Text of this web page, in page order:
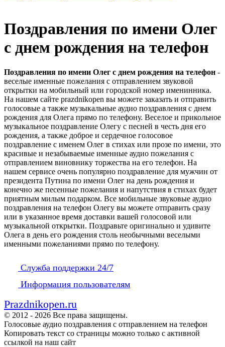
Поздравления по имени Олег
с днем рождения на телефон
Поздравления по имени Олег с днем рождения на телефон -
веселые именные пожелания с отправлением звуковой
открытки на мобильный или городской номер именинника.
На нашем сайте prazdnikopen вы можете заказать и отправить
голосовые а также музыкальные аудио поздравления с днем
рождения для Олега прямо по телефону. Веселое и прикольное
музыкальное поздравление Олегу с песней в честь дня его
рождения, а также доброе и сердечное голосовое
поздравление с именем Олег в стихах или прозе по имени, это
красивые и незабываемые именные аудио пожелания с
отправлением виновнику торжества на его телефон. На
нашем сервисе очень популярно поздравление для мужчин от
президента Путина по имени Олег на день рождения и
конечно же песенные пожелания и напутствия в стихах будет
приятным милым подарком. Все мобильные звуковые аудио
поздравления на телефон Олегу вы можете отправить сразу
или в указанное время доставки вашей голосовой или
музыкальной открытки. Поздравьте оригинально и удивите
Олега в день его рождения столь необычными веселыми
именными пожеланиями прямо по телефону.
Служба поддержки 24/7
Информация пользователям
Prazdnikopen.ru
© 2012 - 2026 Все права защищены.
Голосовые аудио поздравления с отправлением на телефон
Копировать текст со страницы можно только с активной
ссылкой на наш сайт